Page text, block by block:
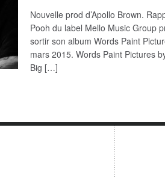
Nouvelle prod d’Apollo Brown.
Pooh du label Mello Music Group
sortir son album Words Paint
mars 2015. Words Paint Pictures
Big […]